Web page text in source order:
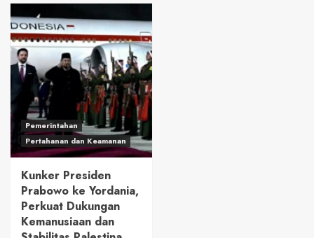
Pemerintahan
Pertahanan dan Keamanan
Kunker Presiden
Prabowo ke Yordania,
Perkuat Dukungan
Kemanusiaan dan